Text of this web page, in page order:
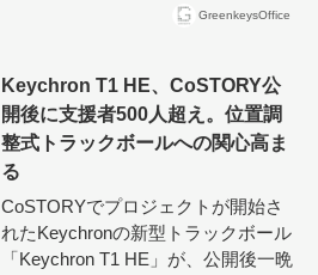
GreenkeysOffice
Keychron T1 HE、CoSTORY公
開後に支援者500人超え。位置調
整式トラックボールへの関心高ま
る
CoSTORYでプロジェクトが開始さ
れたKeychronの新型トラックボール
「Keychron T1 HE」が、公開後一晩